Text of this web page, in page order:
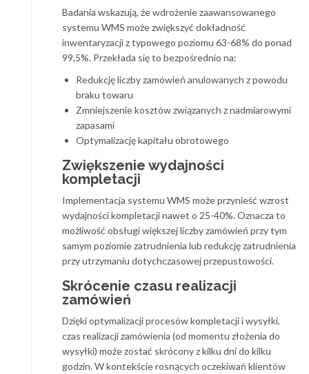
Badania wskazują, że wdrożenie zaawansowanego
systemu WMS może zwiększyć dokładność
inwentaryzacji z typowego poziomu 63-68% do ponad
99,5%. Przekłada się to bezpośrednio na:
Redukcję liczby zamówień anulowanych z powodu
braku towaru
Zmniejszenie kosztów związanych z nadmiarowymi
zapasami
Optymalizację kapitału obrotowego
Zwiększenie wydajności
kompletacji
Implementacja systemu WMS może przynieść wzrost
wydajności kompletacji nawet o 25-40%. Oznacza to
możliwość obsługi większej liczby zamówień przy tym
samym poziomie zatrudnienia lub redukcję zatrudnienia
przy utrzymaniu dotychczasowej przepustowości.
Skrócenie czasu realizacji
zamówień
Dzięki optymalizacji procesów kompletacji i wysyłki,
czas realizacji zamówienia (od momentu złożenia do
wysyłki) może zostać skrócony z kilku dni do kilku
godzin. W kontekście rosnących oczekiwań klientów